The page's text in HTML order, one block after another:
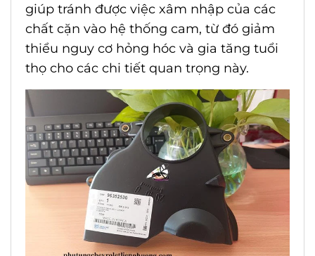
giúp tránh được việc xâm nhập của các
chất cặn vào hệ thống cam, từ đó giảm
thiểu nguy cơ hỏng hóc và gia tăng tuổi
thọ cho các chi tiết quan trọng này.